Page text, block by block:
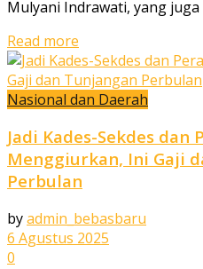
Mulyani Indrawati, yang juga
Read more
Nasional dan Daerah
Jadi Kades-Sekdes dan
Menggiurkan, Ini Gaji
Perbulan
byadmin_bebasbaru
6 Agustus 2025
0